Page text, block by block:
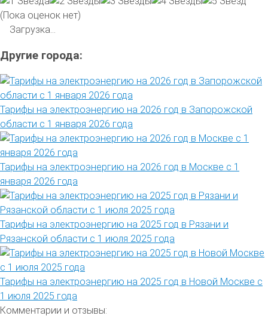
(Пока оценок нет)
Загрузка...
Другие города:
Тарифы на электроэнергию на 2026 год в Запорожской
области с 1 января 2026 года
Тарифы на электроэнергию на 2026 год в Москве с 1
января 2026 года
Тарифы на электроэнергию на 2025 год в Рязани и
Рязанской области с 1 июля 2025 года
Тарифы на электроэнергию на 2025 год в Новой Москве с
1 июля 2025 года
Комментарии и отзывы: